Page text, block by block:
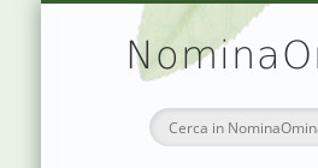
HOME
CHI SONO
MEDICINA
SIMBOLOGIA
ATLANTE
TEORIA &DR. AGO
PRENOTAZIONI